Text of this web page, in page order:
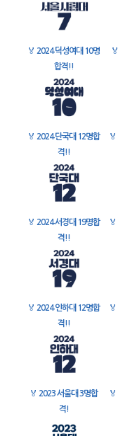
🏅 2024 덕성여대 10명
합격!!
🏅
🏅 2024 단국대 12명합
격!!
🏅
🏅 2024 서경대 19명합
격!!
🏅
🏅 2024 인하대 12명합
격!!
🏅
🏅 2023 서울대 3명합
격!
🏅